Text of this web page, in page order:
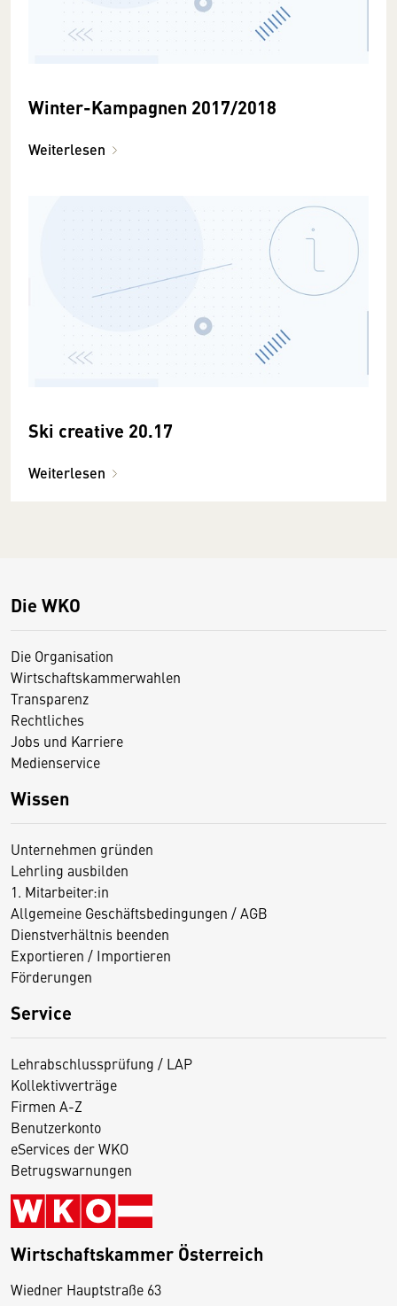
Winter-Kampagnen 2017/2018
Weiterlesen
Ski creative 20.17
Weiterlesen
Die WKO
Die Organisation
Wirtschaftskammerwahlen
Transparenz
Rechtliches
Jobs und Karriere
Medienservice
Wissen
Unternehmen gründen
Lehrling ausbilden
1. Mitarbeiter:in
Allgemeine Geschäftsbedingungen / AGB
Dienstverhältnis beenden
Exportieren / Importieren
Förderungen
Service
Lehrabschlussprüfung / LAP
Kollektivverträge
Firmen A-Z
Benutzerkonto
eServices der WKO
Betrugswarnungen
Wirtschaftskammer Österreich
Wiedner Hauptstraße 63
D